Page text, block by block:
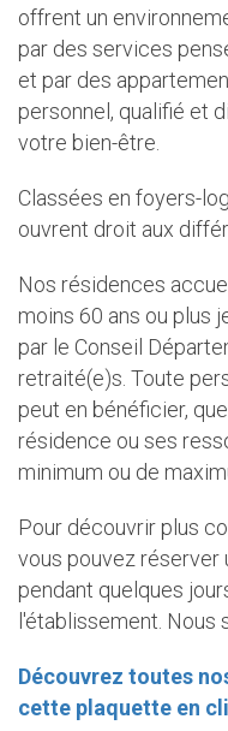
offrent un
par des services
et par des
personnel, qualifié et
votre bien-être.
Classées en foyers-
ouvrent droit aux
Nos résidences
moins 60 ans ou plus
par le Conseil
retraité(e)s. Toute
peut en bénéficier,
résidence ou ses
minimum ou de
Pour découvrir plus
vous pouvez réserver
pendant quelques
l'établissement. Nous
Découvrez toutes
cette plaquette en